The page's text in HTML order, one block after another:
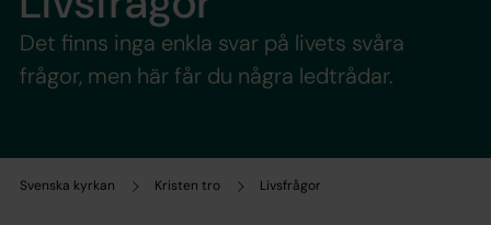
Svenska kyrkan Kristen tro Livsfrågor
Det finns inga enkla svar på livets svåra
frågor, men här får du några ledtrådar.